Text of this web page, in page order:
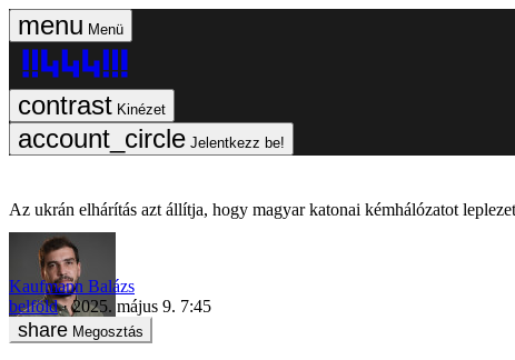
Menü
Kinézet
Jelentkezz be!
Az ukrán elhárítás azt állítja, hogy magyar katonai kémhálózatot
Kaufmann Balázs
belföld
2025. május 9. 7:45
Megosztás